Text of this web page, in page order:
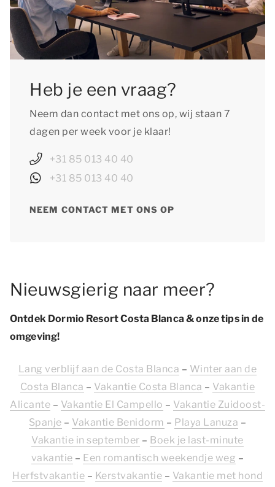
Heb je een vraag?
Neem dan contact met ons op, wij staan 7
dagen per week voor je klaar!
+31 85 013 40 40
+31 85 013 40 40
NEEM CONTACT MET ONS OP
Nieuwsgierig naar meer?
Ontdek Dormio Resort Costa Blanca & onze tips in de
omgeving!
Lang verblijf aan de Costa Blanca – Winter aan de
Costa Blanca – Vakantie Costa Blanca – Vakantie
Alicante – Vakantie El Campello – Vakantie Zuidoost-
Spanje – Vakantie Benidorm – Playa Lanuza –
Vakantie in september – Boek je last-minute
vakantie – Een romantisch weekendje weg –
Herfstvakantie – Kerstvakantie – Vakantie met hond